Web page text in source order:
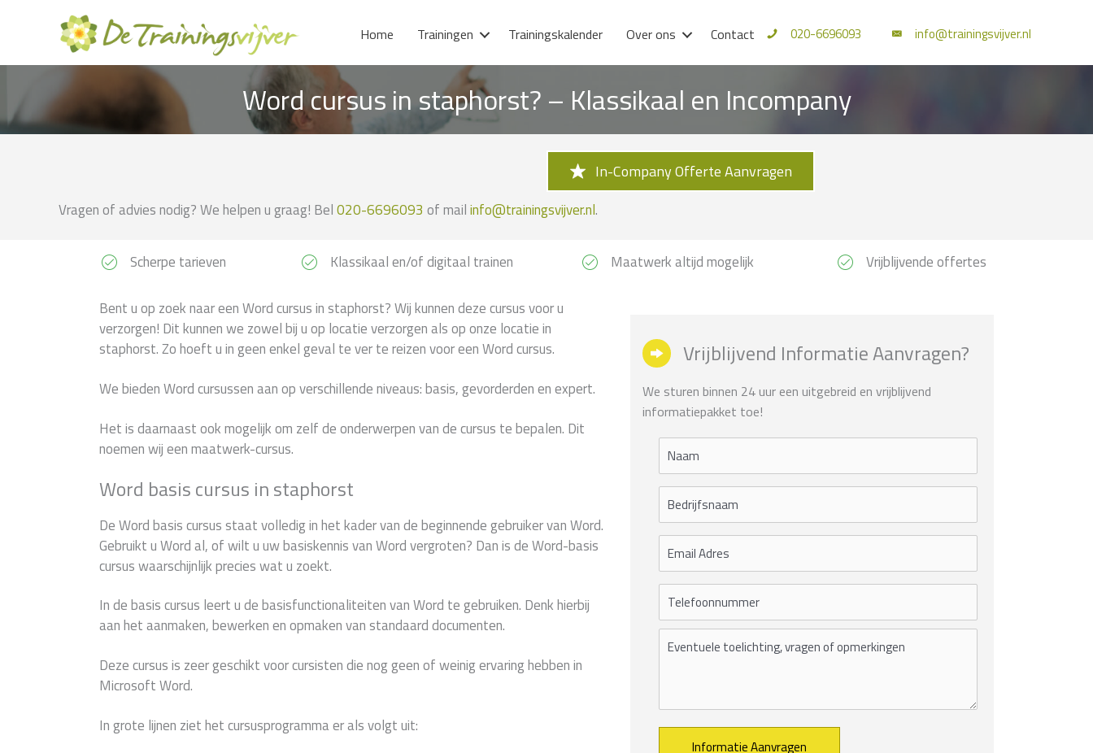
inhoud
Home Trainingen Trainingskalender Over ons Contact 020-6696093 info@trainingsvijver.nl
Word cursus in staphorst? – Klassikaal en Incompany
In-Company Offerte Aanvragen
Vragen of advies nodig? We helpen u graag! Bel020-6696093 of mailinfo@trainingsvijver.nl.
Scherpe tarieven Klassikaal en/of digitaal trainen Maatwerk altijd mogelijk Vrijblijvende offertes
Bent u op zoek naar een Word cursus in staphorst? Wij kunnen deze cursus voor u
verzorgen! Dit kunnen we zowel bij u op locatie verzorgen als op onze locatie in
staphorst. Zo hoeft u in geen enkel geval te ver te reizen voor een Word cursus.
We bieden Word cursussen aan op verschillende niveaus: basis, gevorderden en expert.
Het is daarnaast ook mogelijk om zelf de onderwerpen van de cursus te bepalen. Dit
noemen wij een maatwerk-cursus.
Word basis cursus in staphorst
De Word basis cursus staat volledig in het kader van de beginnende gebruiker van Word.
Gebruikt u Word al, of wilt u uw basiskennis van Word vergroten? Dan is de Word-basis
cursus waarschijnlijk precies wat u zoekt.
In de basis cursus leert u de basisfunctionaliteiten van Word te gebruiken. Denk hierbij
aan het aanmaken, bewerken en opmaken van standaard documenten.
Deze cursus is zeer geschikt voor cursisten die nog geen of weinig ervaring hebben in
Microsoft Word.
In grote lijnen ziet het cursusprogramma er als volgt uit:
Vrijblijvend Informatie Aanvragen?
We sturen binnen 24 uur een uitgebreid en vrijblijvend
informatiepakket toe!